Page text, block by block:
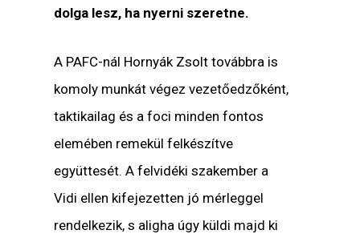
dolga lesz, ha nyerni szeretne.
A PAFC-nál Hornyák Zsolt továbbra is
komoly munkát végez vezetőedzőként,
taktikailag és a foci minden fontos
elemében remekül felkészítve
együttesét. A felvidéki szakember a
Vidi ellen kifejezetten jó mérleggel
rendelkezik, s aligha úgy küldi majd ki